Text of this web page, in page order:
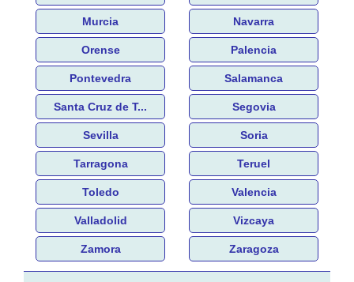
Murcia Navarra
Orense Palencia
Pontevedra Salamanca
Santa Cruz de T... Segovia
Sevilla Soria
Tarragona Teruel
Toledo Valencia
Valladolid Vizcaya
Zamora Zaragoza